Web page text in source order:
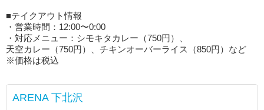
■テイクアウト情報
・営業時間：12:00〜0:00
・対応メニュー：シモキタカレー（750円）、
天空カレー（750円）、チキンオーバーライス（850円）など
※価格は税込
ARENA 下北沢